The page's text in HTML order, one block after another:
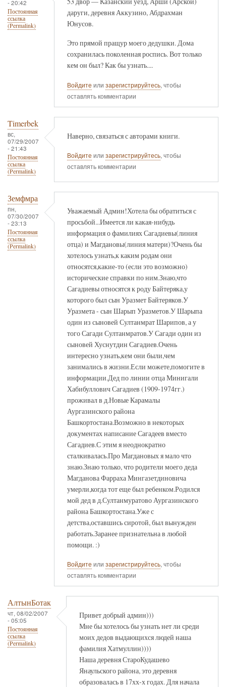
- 20:42
Постоянная
ссылка
(Permalink)
даруги, деревня Аккузино, Абдрахман
Юнусов.
Это прямой пращур моего дедушки. Дома
сохранилась поколенная роспись. Вот только
кем он был? Как бы узнать....
Войдите или зарегистрируйтесь, чтобы
оставлять комментарии
Timerbek
вс,
07/29/2007
- 21:43
Постоянная
ссылка
(Permalink)
Наверно, связаться с авторами книги.
Войдите или зарегистрируйтесь, чтобы
оставлять комментарии
Земфмра
пн,
07/30/2007
- 23:13
Постоянная
ссылка
(Permalink)
Уважаемый Админ!Хотела бы обратиться с
просьбой...Имеется ли какая-нибудь
информация о фамилиях Сагадиевы(линия
отца) и Магдановы(линия матери)?Очень бы
хотелось узнать,к каким родам они
относятся,какие-то (если это возможно)
исторические справки по ним.Знаю,что
Сагадиевы относятся к роду Байтеряка,у
которого был сын Уразмет Байтеряков.У
Уразмета - сын Шарып Уразметов.У Шарыпа
один из сыновей Султанмрат Шарипов, а у
того Сагади Султанмратов.У Сагади один из
сыновей Хуснутдин Сагадиев.Очень
интересно узнать,кем они были,чем
занимались в жизни.Если можете,помогите в
информации.Дед по линии отца Минигали
Хабибуллович Сагадиев (1909-1974гг.)
проживал в д.Новые Карамалы
Аургазинского района
Башкортостана.Возможно в некоторых
документах написание Сагадеев вместо
Сагадиев.С этим я неоднократно
сталкивалась.Про Магдановых я мало что
знаю.Знаю только, что родители моего деда
Магданова Фарраха Мингазетдиновича
умерли,когда тот еще был ребенком.Родился
мой дед в д.Султанмуратово Аургазинского
района Башкортостана.Уже с
детства,оставшись сиротой, был вынужден
работать.Заранее признательна в любой
помощи. :)
Войдите или зарегистрируйтесь, чтобы
оставлять комментарии
АлтынБотак
чт, 08/02/2007
- 05:05
Постоянная
ссылка
(Permalink)
Привет добрый админ)))
Мне бы хотелось бы узнать нет ли среди
моих дедов выдающихся людей наша
фамилия Хатмуллин))))
Наша деревня СтароКудашево
Янаульского района, это деревня
образовалась в 17хх-х годах. Для начала